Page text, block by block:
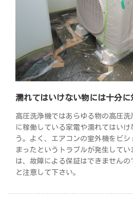
濡れてはいけない物には十分に
高圧洗浄機ではあらゆる物の高圧
に稼働している家電や濡れてはい
う。よく、エアコンの室外機をビ
まったというトラブルが発生して
は、故障による保証はできません
と注意して下さい。